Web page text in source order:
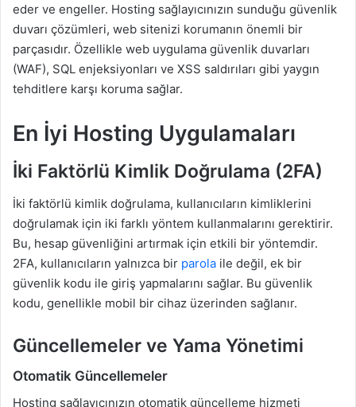
eder ve engeller. Hosting sağlayıcınızın sunduğu güvenlik
duvarı çözümleri, web sitenizi korumanın önemli bir
parçasıdır. Özellikle web uygulama güvenlik duvarları
(WAF), SQL enjeksiyonları ve XSS saldırıları gibi yaygın
tehditlere karşı koruma sağlar.
En İyi Hosting Uygulamaları
İki Faktörlü Kimlik Doğrulama (2FA)
İki faktörlü kimlik doğrulama, kullanıcıların kimliklerini
doğrulamak için iki farklı yöntem kullanmalarını gerektirir.
Bu, hesap güvenliğini artırmak için etkili bir yöntemdir.
2FA, kullanıcıların yalnızca bir parola ile değil, ek bir
güvenlik kodu ile giriş yapmalarını sağlar. Bu güvenlik
kodu, genellikle mobil bir cihaz üzerinden sağlanır.
Güncellemeler ve Yama Yönetimi
Otomatik Güncellemeler
Hosting sağlayıcınızın otomatik güncelleme hizmeti